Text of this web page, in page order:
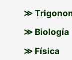
≫
≫ Biología
≫ Física